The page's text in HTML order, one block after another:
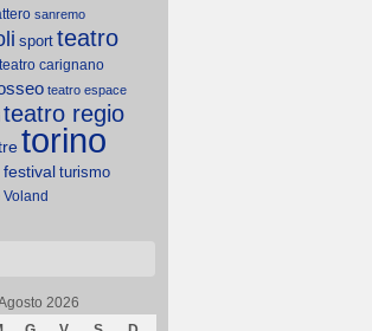
sanremo
sport teatro
teatro carignano
teatro espace
teatro regio
torino
turismo
Voland
2026